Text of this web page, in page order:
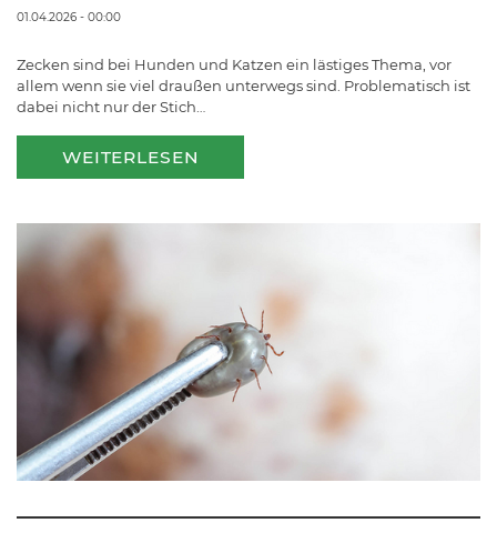
01.04.2026 - 00:00
Zecken sind bei Hunden und Katzen ein lästiges Thema, vor
allem wenn sie viel draußen unterwegs sind. Problematisch ist
dabei nicht nur der Stich…
WEITERLESEN